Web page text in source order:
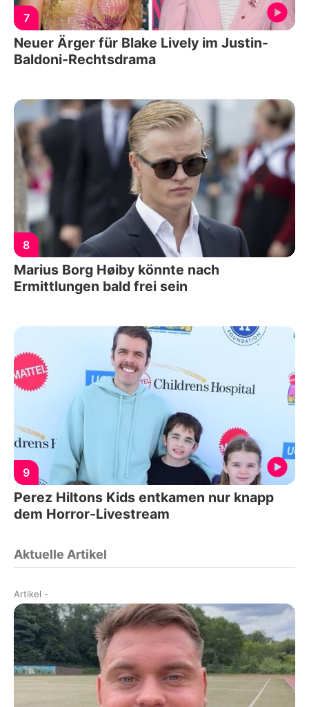
7
Neuer Ärger für Blake Lively im Justin-
Baldoni-Rechtsdrama
8
Marius Borg Høiby könnte nach
Ermittlungen bald frei sein
9
Perez Hiltons Kids entkamen nur knapp
dem Horror-Livestream
Aktuelle Artikel
Artikel -